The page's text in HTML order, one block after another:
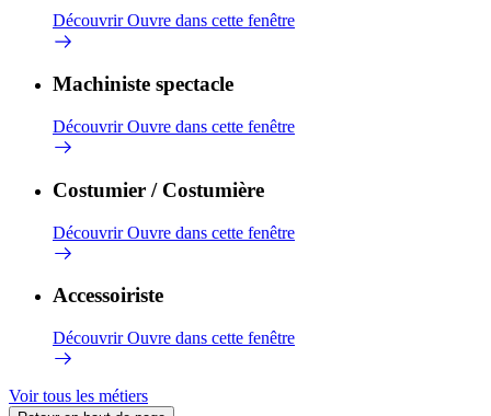
DécouvrirOuvre dans cette fenêtre
Machiniste spectacle
DécouvrirOuvre dans cette fenêtre
Costumier / Costumière
DécouvrirOuvre dans cette fenêtre
Accessoiriste
DécouvrirOuvre dans cette fenêtre
Voir tous les métiers